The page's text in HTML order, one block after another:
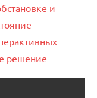
и
решение